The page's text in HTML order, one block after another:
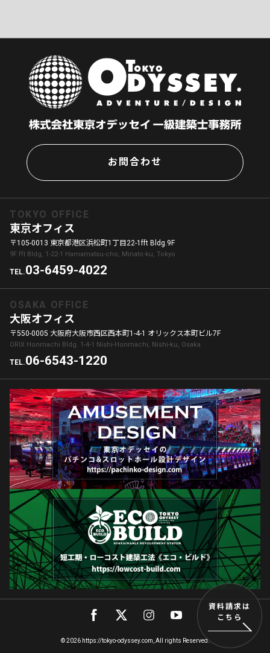
資料請求は
こちら
お問合わせ
TOKYO OFFICE
東京オフィス
〒105-0013 東京都港区浜松町1丁目22-1fft Bldg.9F
9F fft Bldg, 1-22-1 Hamamatsu-cho, Minato-ku, Tokyo
TEL.03-6459-4022
OSAKA OFFICE
大阪オフィス
〒550-0005 大阪府大阪市西区西本町1-4-1 オリックス本町ビル7F
ORIX Honmachi Bldg. 1-4-1 Nishi-Honmachi, Nishi-ku, Osaka
TEL.06-6543-1220
© 2026 https://tokyo-odyssey.com, All rights Reserved.